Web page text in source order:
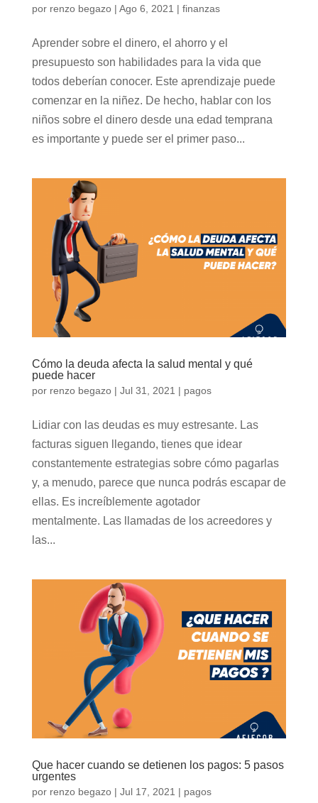
por renzo begazo| Ago 6, 2021 | finanzas
Aprender sobre el dinero, el ahorro y el
presupuesto son habilidades para la vida que
todos deberían conocer. Este aprendizaje puede
comenzar en la niñez. De hecho, hablar con los
niños sobre el dinero desde una edad temprana
es importante y puede ser el primer paso...
Cómo la deuda afecta la salud mental y qué
puede hacer
por renzo begazo| Jul 31, 2021 | pagos
Lidiar con las deudas es muy estresante. Las
facturas siguen llegando, tienes que idear
constantemente estrategias sobre cómo pagarlas
y, a menudo, parece que nunca podrás escapar de
ellas. Es increíblemente agotador
mentalmente. Las llamadas de los acreedores y
las...
Que hacer cuando se detienen los pagos: 5 pasos
urgentes
por renzo begazo| Jul 17, 2021 | pagos